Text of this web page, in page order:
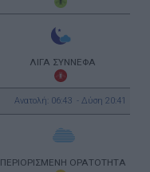
ΛΙΓΑ ΣΥΝΝΕΦΑ
Ανατολή: 06:43 - Δύση 20:41
ΠΕΡΙΟΡΙΣΜΕΝΗ ΟΡΑΤΟΤΗΤΑ